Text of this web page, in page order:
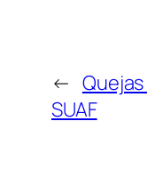
←
SUAF